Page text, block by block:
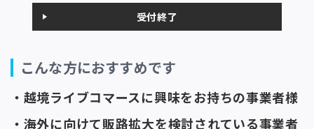
受付終了
こんな方におすすめです
・越境ライブコマースに興味をお持ちの事業者様
・海外に向けて販路拡大を検討されている事業者